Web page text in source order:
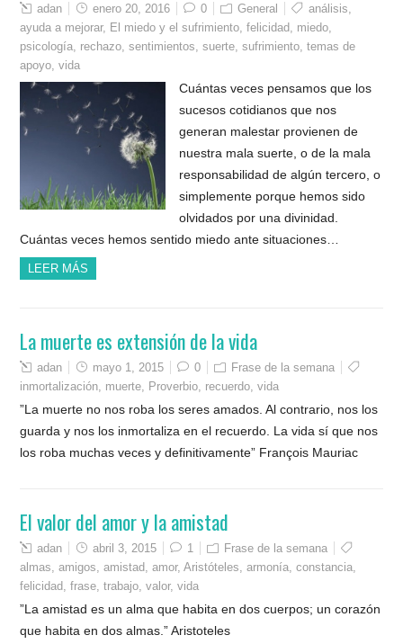
adan enero 20, 2016 0 General análisis
ayuda a mejorar, El miedo y el sufrimiento ,felicidad miedo
psicología rechazo ,sentimientos ,suerte ,sufrimiento ,temas de
apoyo ,vida
Cuántas veces pensamos que los
sucesos cotidianos que nos
generan malestar provienen de
nuestra mala suerte, o de la mala
responsabilidad de algún tercero, o
simplemente porque hemos sido
olvidados por una divinidad.
Cuántas veces hemos sentido miedo ante situaciones…
LEER MÁS
La muerte es extensión de la vida
adan mayo 1, 2015 0
Frase de la semana
inmortalización muerte Proverbio recuerdo ,vida
”La muerte no nos roba los seres amados. Al contrario, nos los
guarda y nos los inmortaliza en el recuerdo. La vida sí que nos
los roba muchas veces y definitivamente” François Mauriac
El valor del amor y la amistad
adan abril 3, 2015 1
Frase de la semana
almas ,amigos ,amistad ,amor,Aristóteles ,armonía ,constancia
felicidad
,frase ,trabajo ,valor,vida
”La amistad es un alma que habita en dos cuerpos; un corazón
que habita en dos almas.” Aristoteles